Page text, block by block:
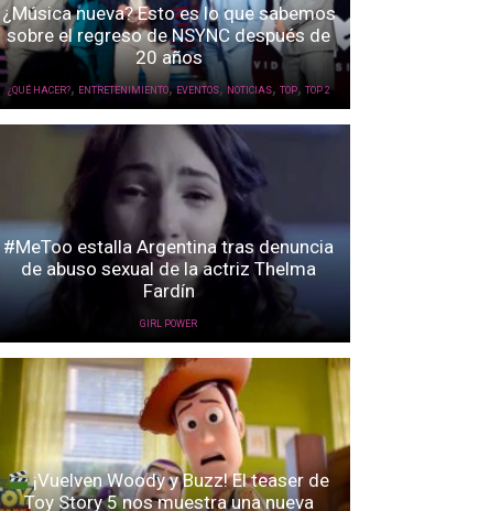
¿Música nueva? Esto es lo que sabemos
sobre el regreso de NSYNC después de
20 años
¿QUÉ HACER?, ENTRETENIMIENTO,EVENTOS, NOTICIAS, TOP, TOP 2
#MeToo estalla Argentina tras denuncia
de abuso sexual de la actriz Thelma
Fardín
GIRL POWER
¡Vuelven Woody y Buzz! El teaser de
Toy Story 5 nos muestra una nueva